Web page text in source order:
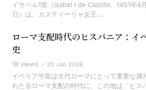
イサベル1世（Isabel I de Castilla、1451年4
日）は、カスティーリャ女王...
ローマ支配時代のヒスパニア：イ
史
18 views 23 Jan 2026
イベリア半島は古代ローマにとって重要な属
わたるローマ支配の時代に、この地は「ヒス